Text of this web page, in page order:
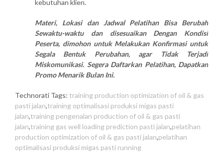
kebutuhan klien.
Materi, Lokasi dan Jadwal Pelatihan Bisa Berubah
Sewaktu-waktu dan disesuaikan Dengan Kondisi
Peserta, dimohon untuk Melakukan Konfirmasi untuk
Segala Bentuk Perubahan, agar Tidak Terjadi
Miskomunikasi. Segera Daftarkan Pelatihan, Dapatkan
Promo Menarik Bulan Ini.
Technorati Tags: training production optimization of oil & gas
pasti jalan,training optimalisasi produksi migas pasti
jalan,training pengenalan production of oil & gas pasti
jalan,training gas well loading prediction pasti jalan,pelatihan
production optimization of oil & gas pasti jalan,pelatihan
optimalisasi produksi migas pasti running